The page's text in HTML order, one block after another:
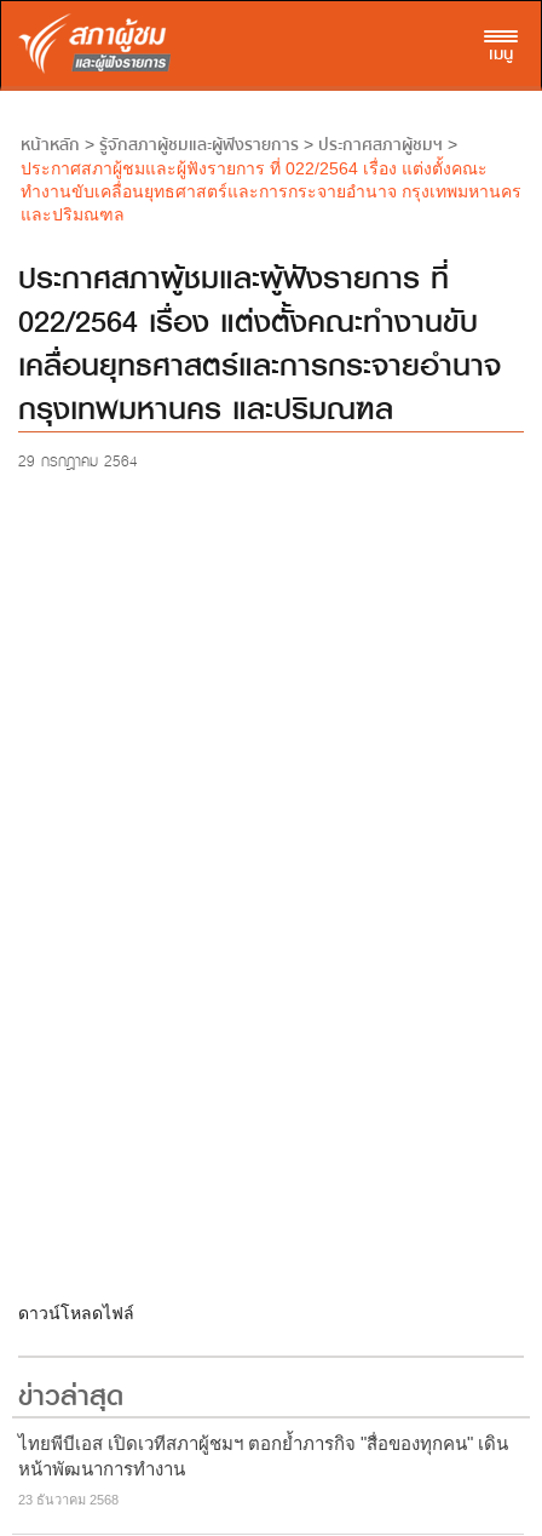
เมนู
หน้าหลัก > รู้จักสภาผู้ชมและผู้ฟังรายการ > ประกาศสภาผู้ชมฯ >
ประกาศสภาผู้ชมและผู้ฟังรายการ ที่ 022/2564 เรื่อง แต่งตั้งคณะ
ทำงานขับเคลื่อนยุทธศาสตร์และการกระจายอำนาจ กรุงเทพมหานคร
และปริมณฑล
ประกาศสภาผู้ชมและผู้ฟังรายการ ที่
022/2564 เรื่อง แต่งตั้งคณะทำงานขับ
เคลื่อนยุทธศาสตร์และการกระจายอำนาจ
กรุงเทพมหานคร และปริมณฑล
29 กรกฎาคม 2564
ดาวน์โหลดไฟล์
ข่าวล่าสุด
ไทยพีบีเอส เปิดเวทีสภาผู้ชมฯ ตอกย้ำภารกิจ "สื่อของทุกคน" เดิน
หน้าพัฒนาการทำงาน
23 ธันวาคม 2568